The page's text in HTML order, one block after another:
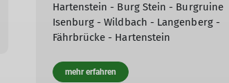
Hartenstein - Burg Stein - Burgruine
Isenburg - Wildbach - Langenberg -
Fährbrücke - Hartenstein
mehr erfahren